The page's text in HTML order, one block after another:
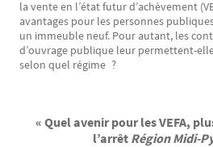
la vente en l’état futur d’achèvement
avantages pour les personnes
un immeuble neuf. Pour autant, les
d’ouvrage publique leur permettent-
selon quel régime ?
« Quel avenir pour les VEFA,
l’arrêt Région Midi-